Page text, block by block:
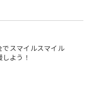
スマイルスマイル
よう！